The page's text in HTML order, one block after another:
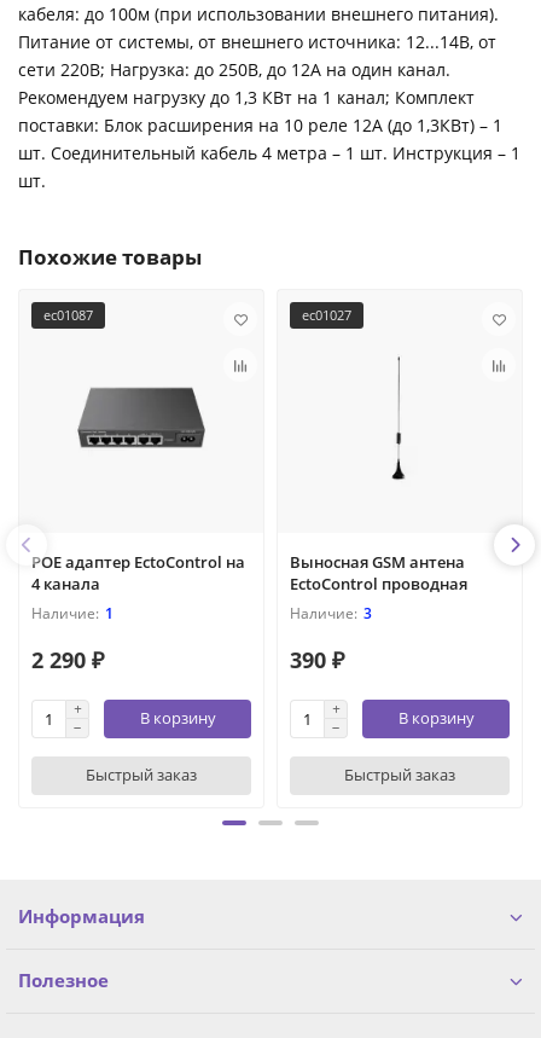
кабеля: до 100м (при использовании внешнего питания).
Питание от системы, от внешнего источника: 12...14В, от
сети 220В; Нагрузка: до 250В, до 12А на один канал.
Рекомендуем нагрузку до 1,3 КВт на 1 канал; Комплект
поставки: Блок расширения на 10 реле 12А (до 1,3КВт) – 1
шт. Соединительный кабель 4 метра – 1 шт. Инструкция – 1
шт.
Похожие товары
ec01087
POE адаптер EctoControl на
4 канала
1
2 290 ₽
В корзину
Быстрый заказ
ec01027
Выносная GSM антена
EctoControl проводная
3
390 ₽
В корзину
Быстрый заказ
Информация
Полезное